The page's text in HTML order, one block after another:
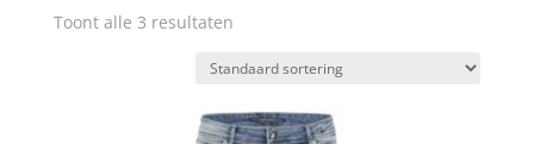
Toont alle 3 resultaten